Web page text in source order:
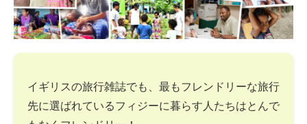
イギリスの旅行雑誌でも、最もフレンドリーな旅行
先に選ばれているフィジーに暮らす人たちはとんで